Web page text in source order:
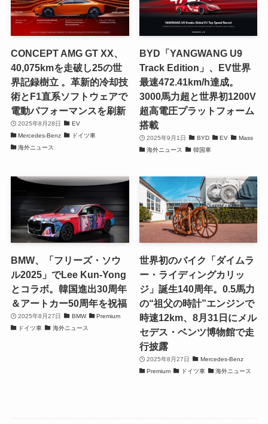
CONCEPT AMG GT XX、
40,075kmを走破し25の世
界記録樹立 。革新的冷却技
術とF1直系ソフトウェアで
電動パフォーマンスを刷新
2025年8月28日
EV
Mercedes-Benz
ドイツ車
海外ニュース
BYD「YANGWANG U9
Track Edition」、EV世界
最速472.41km/h達成。
3000馬力超と世界初1200V
超高電圧プラットフォーム
搭載
2025年9月1日 BYD EV
Mass
海外ニュース
韓国車
BMW、「フリーズ・ソウ
ル2025」でLee Kun-Yong
とコラボ。韓国進出30周年
＆アートカー50周年を祝福
2025年8月27日 BMW
Premium
ドイツ車
海外ニュース
世界初のバイク「ダイムラ
ー・ライディングカリッ
ジ」誕生140周年。0.5馬力
の“祖父の時計”エンジンで
時速12km、8月31日にメル
セデス・ベンツ博物館で走
行披露
2025年8月27日
Mercedes-Benz
Premium
ドイツ車 海外ニュース